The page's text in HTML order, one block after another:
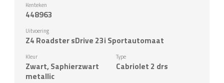
Kenteken
448963
Uitvoering
Z4 Roadster sDrive 23i Sportautomaat
Kleur
Zwart, Saphierzwart
metallic
Type
Cabriolet 2 drs